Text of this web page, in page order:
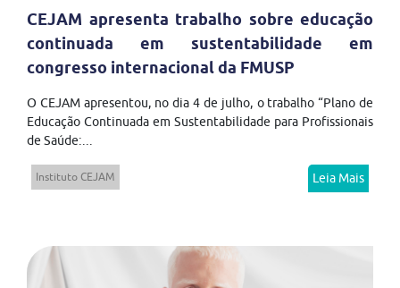
CEJAM apresenta trabalho sobre educação
continuada em sustentabilidade em
congresso internacional da FMUSP
O CEJAM apresentou, no dia 4 de julho, o trabalho “Plano de
Educação Continuada em Sustentabilidade para Profissionais
de Saúde:...
Instituto CEJAM Leia Mais